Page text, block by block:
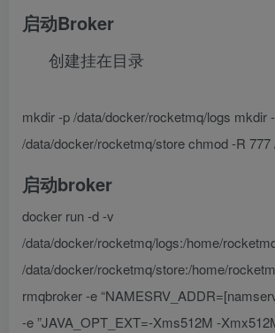
启动Broker
创建挂在目录
mkdir -p /data/docker/rocketmq/logs mkdir
/data/docker/rocketmq/store chmod -R 777
启动broker
docker run -d -v
/data/docker/rocketmq/logs:/home/
/data/docker/rocketmq/store:/home/
rmqbroker -e
-e ”JAVA_OPT_EXT=-Xms512M -